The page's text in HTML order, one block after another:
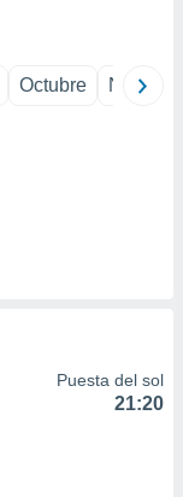
Octubre
Puesta del sol
21:20